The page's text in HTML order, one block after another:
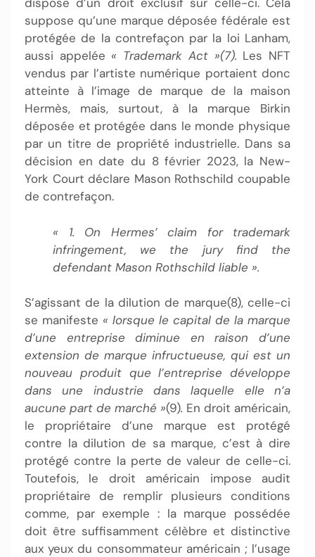
suppose qu’une marque déposée fédérale est
protégée de la contrefaçon par la loi Lanham,
aussi appelée « Trademark Act »(7). Les NFT
vendus par l’artiste numérique portaient donc
atteinte à l’image de marque de la maison
Hermès, mais, surtout, à la marque Birkin
déposée et protégée dans le monde physique
par un titre de propriété industrielle. Dans sa
décision en date du 8 février 2023, la New-
York Court déclare Mason Rothschild coupable
de contrefaçon.
« 1. On Hermes’ claim for trademark
infringement, we the jury find the
defendant Mason Rothschild liable ».
S’agissant de la dilution de marque(8), celle-ci
se manifeste « lorsque le capital de la marque
d’une entreprise diminue en raison d’une
extension de marque infructueuse, qui est un
nouveau produit que l’entreprise développe
dans une industrie dans laquelle elle n’a
aucune part de marché »(9). En droit américain,
le propriétaire d’une marque est protégé
contre la dilution de sa marque, c’est à dire
protégé contre la perte de valeur de celle-ci.
Toutefois, le droit américain impose audit
propriétaire de remplir plusieurs conditions
comme, par exemple : la marque possédée
doit être suffisamment célèbre et distinctive
aux yeux du consommateur américain ; l’usage